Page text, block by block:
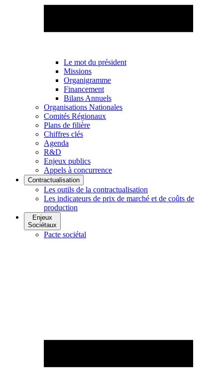
Le mot du président
Missions
Organigramme
Financement
Bilans Annuels
Organisations Nationales
Comités Régionaux
Plans de filière
Chiffres clés
Agenda
R&D
Enjeux publics
Appels à concurrence
Contractualisation
Les outils de la contractualisation
Les indicateurs de prix de marché et de coûts de
production
Enjeux
Sociétaux
Pacte sociétal